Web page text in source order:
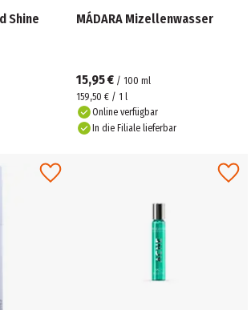
Shine
MÁDARA Mizellenwasser
15,95 € / 100 ml
159,50 € / 1 l
Online verfügbar
In die Filiale lieferbar